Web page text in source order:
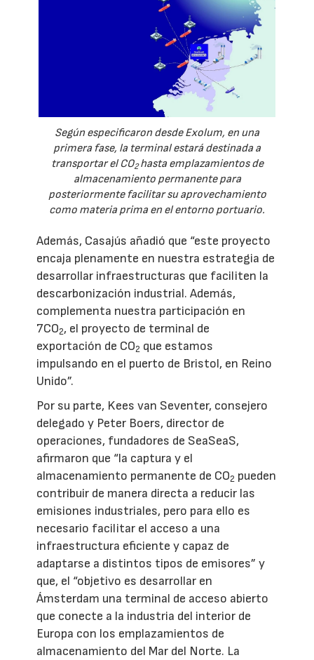
Según especificaron desde Exolum, en una
primera fase, la terminal estará destinada a
transportar el CO2hasta emplazamientos de
almacenamiento permanente para
posteriormente facilitar su aprovechamiento
como materia prima en el entorno portuario.
Además, Casajús añadió que “este proyecto
encaja plenamente en nuestra estrategia de
desarrollar infraestructuras que faciliten la
descarbonización industrial. Además,
complementa nuestra participación en
7CO2, el proyecto de terminal de
exportación de CO2 que estamos
impulsando en el puerto de Bristol, en Reino
Unido”.
Por su parte, Kees van Seventer, consejero
delegado y Peter Boers, director de
operaciones, fundadores de SeaSeaS,
afirmaron que “la captura y el
almacenamiento permanente de CO2 pueden
contribuir de manera directa a reducir las
emisiones industriales, pero para ello es
necesario facilitar el acceso a una
infraestructura eficiente y capaz de
adaptarse a distintos tipos de emisores” y
que, el “objetivo es desarrollar en
Ámsterdam una terminal de acceso abierto
que conecte a la industria del interior de
Europa con los emplazamientos de
almacenamiento del Mar del Norte. La